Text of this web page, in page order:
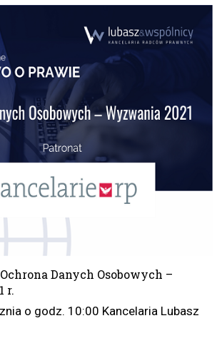
Danych Osobowych –
r.
o godz. 10:00 Kancelaria Lubasz